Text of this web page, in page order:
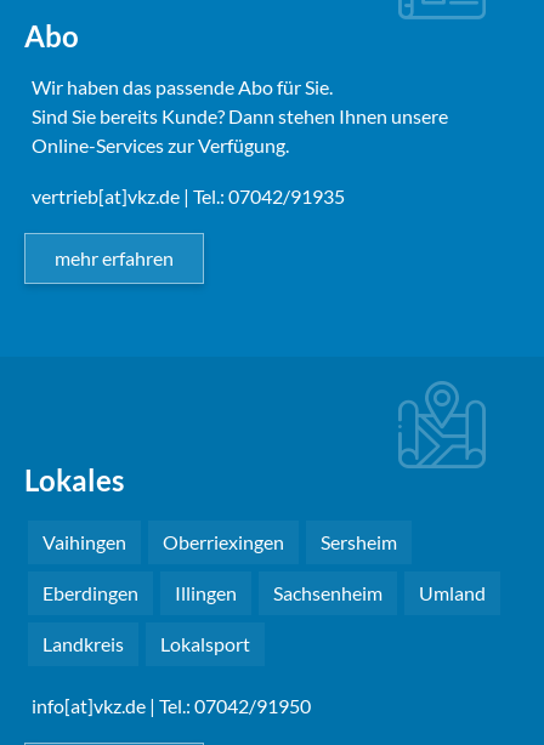
Abo
Wir haben das passende Abo für Sie.
Sind Sie bereits Kunde? Dann stehen Ihnen unsere
Online-Services zur Verfügung.
vertrieb[at]vkz.de | Tel.: 07042/91935
mehr erfahren
Lokales
Vaihingen Oberriexingen Sersheim
Eberdingen Illingen Sachsenheim Umland
Landkreis Lokalsport
info[at]vkz.de | Tel.: 07042/91950